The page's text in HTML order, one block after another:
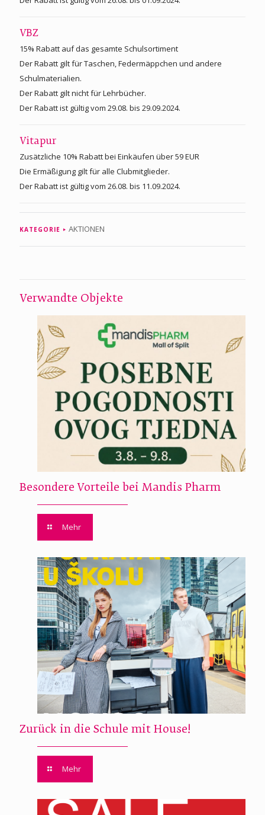
VBZ
15% Rabatt auf das gesamte Schulsortiment
Der Rabatt gilt für Taschen, Federmäppchen und andere
Schulmaterialien.
Der Rabatt gilt nicht für Lehrbücher.
Der Rabatt ist gültig vom 29.08. bis 29.09.2024.
Vitapur
Zusätzliche 10% Rabatt bei Einkäufen über 59 EUR
Die Ermäßigung gilt für alle Clubmitglieder.
Der Rabatt ist gültig vom 26.08. bis 11.09.2024.
KATEGORIE AKTIONEN
Verwandte Objekte
Besondere Vorteile bei Mandis Pharm
Mehr
Zurück in die Schule mit House!
Mehr